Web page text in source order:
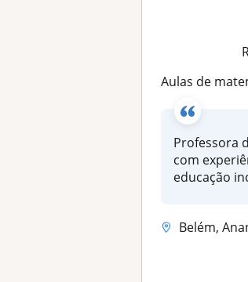
Aulas de matemática para alunos de todas as
Professora
com
educação
Belém,